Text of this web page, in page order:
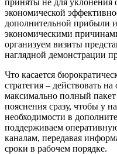
экономической
дополнительной прибыли
экономическими
организуем визиты
наглядной демонстрации
Что касается
стратегия – действовать
максимально полный
пояснения сразу, чтобы у
необходимости в
поддерживаем
каналам, передавая
сроки в рабочем порядке.